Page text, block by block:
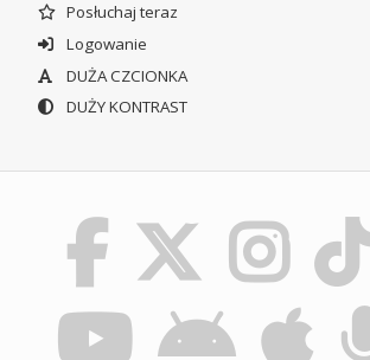
Posłuchaj teraz
Logowanie
DUŻA CZCIONKA
DUŻY KONTRAST